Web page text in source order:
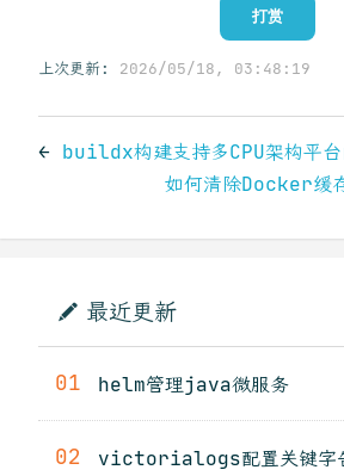
打赏
上次更新: 2026/05/18, 03:48:19
← buildx构建支持多CPU架构平
如何清除Docker缓
最近更新
01 helm管理java微服务
02 victorialogs配置关键字